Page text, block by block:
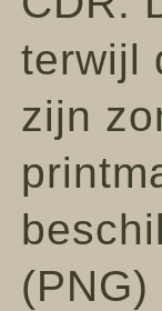
terwijl
zijn